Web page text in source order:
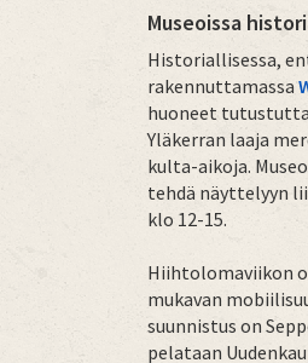
Museoissa
Historiallisessa,
rakennuttamassa
huoneet
Yläkerran laaja
kulta-aikoja.
tehdä näyttelyyn
klo 12-15.
Hiihtolomaviikon
mukavan
suunnistus on
pelataan